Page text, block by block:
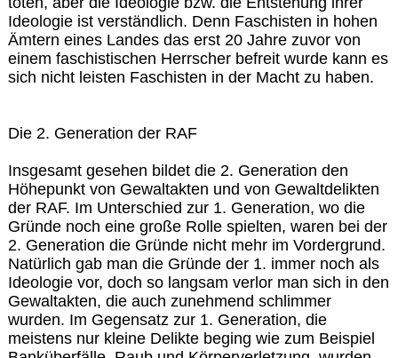
Ideologie ist verständlich. Denn Faschisten in hohen
Ämtern eines Landes das erst 20 Jahre zuvor von
einem faschistischen Herrscher befreit wurde kann es
sich nicht leisten Faschisten in der Macht zu haben.
Die 2. Generation der RAF
Insgesamt gesehen bildet die 2. Generation den
Höhepunkt von Gewaltakten und von Gewaltdelikten
der RAF. Im Unterschied zur 1. Generation, wo die
Gründe noch eine große Rolle spielten, waren bei der
2. Generation die Gründe nicht mehr im Vordergrund.
Natürlich gab man die Gründe der 1. immer noch als
Ideologie vor, doch so langsam verlor man sich in den
Gewaltakten, die auch zunehmend schlimmer
wurden. Im Gegensatz zur 1. Generation, die
meistens nur kleine Delikte beging wie zum Beispiel